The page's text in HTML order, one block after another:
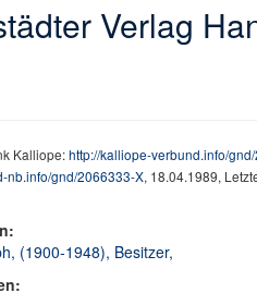
Verlag
Kalliope:http://kalliope-verbund.info/
nb.info/gnd/2066333-X, 18.04.1989,
(1900-1948), Besitzer,